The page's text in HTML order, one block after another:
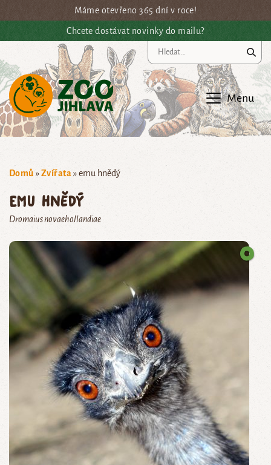
Přejít na hlavní obsahMáme otevřeno 365 dní v roce!
Chcete dostávat novinky do mailu?
Menu
Domů »Zvířata»emu hnědý
emu hnědý
Dromaius novaehollandiae